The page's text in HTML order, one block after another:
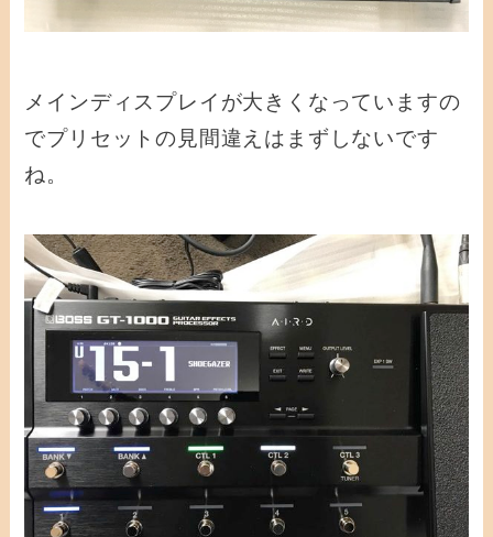
メインディスプレイが大きくなっていますの
でプリセットの見間違えはまずしないです
ね。